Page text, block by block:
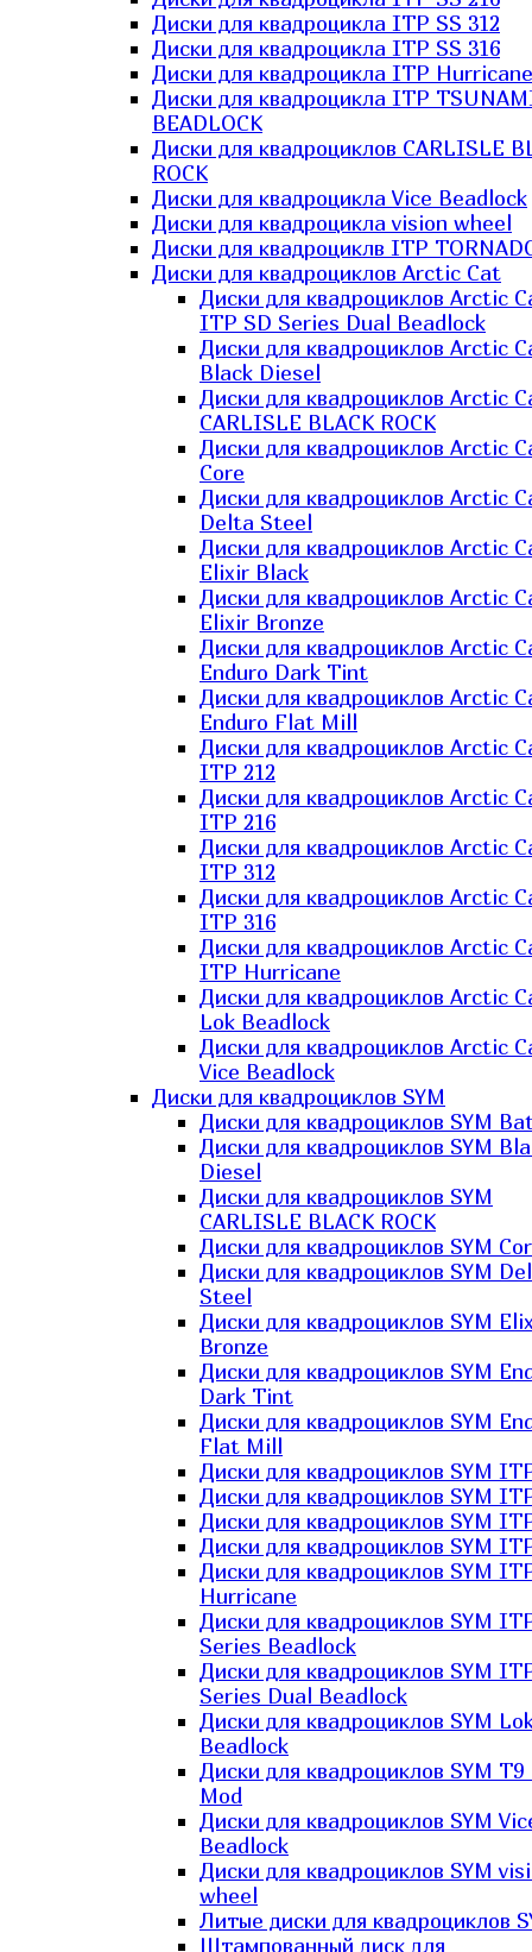
Диски для квадроцикла ITP SS 312
Диски для квадроцикла ITP SS 316
Диски для квадроцикла ITP Hurricane
Диски для квадроцикла ITP
BEADLOCK
Диски для квадроциклов CARLISLE
ROCK
Диски для квадроцикла Vice Beadlock
Диски для квадроцикла vision wheel
Диски для квадроциклв ITP
Диски для квадроциклов Arctic Cat
Диски для квадроциклов Arctic
ITP SD Series Dual Beadlock
Диски для квадроциклов Arctic
Black Diesel
Диски для квадроциклов Arctic
CARLISLE BLACK ROCK
Диски для квадроциклов Arctic
Core
Диски для квадроциклов Arctic
Delta Steel
Диски для квадроциклов Arctic
Elixir Black
Диски для квадроциклов Arctic
Elixir Bronze
Диски для квадроциклов Arctic
Enduro Dark Tint
Диски для квадроциклов Arctic
Enduro Flat Mill
Диски для квадроциклов Arctic
ITP 212
Диски для квадроциклов Arctic
ITP 216
Диски для квадроциклов Arctic
ITP 312
Диски для квадроциклов Arctic
ITP 316
Диски для квадроциклов Arctic
ITP Hurricane
Диски для квадроциклов Arctic
Lok Beadlock
Диски для квадроциклов Arctic
Vice Beadlock
Диски для квадроциклов SYM
Диски для квадроциклов SYM
Диски для квадроциклов SYM
Diesel
Диски для квадроциклов SYM
CARLISLE BLACK ROCK
Диски для квадроциклов SYM
Диски для квадроциклов SYM
Steel
Диски для квадроциклов SYM
Bronze
Диски для квадроциклов SYM
Dark Tint
Диски для квадроциклов SYM
Flat Mill
Диски для квадроциклов SYM
Диски для квадроциклов SYM
Диски для квадроциклов SYM
Диски для квадроциклов SYM
Диски для квадроциклов SYM
Hurricane
Диски для квадроциклов SYM
Series Beadlock
Диски для квадроциклов SYM
Series Dual Beadlock
Диски для квадроциклов SYM
Beadlock
Диски для квадроциклов SYM T9
Mod
Диски для квадроциклов SYM
Beadlock
Диски для квадроциклов SYM
wheel
Литые диски для квадроциклов
Штампованный диск для